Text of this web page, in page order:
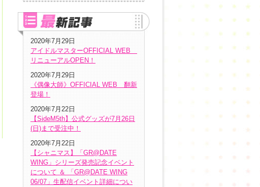
2020年7月29日
アイドルマスターOFFICIAL WEB
リニューアルOPEN！
2020年7月29日
《偶像大師》OFFICIAL WEB 翻新
登場！
2020年7月22日
【SideM5th】公式グッズが7月26日
(日)まで受注中！
2020年7月22日
【シャニマス】「GR@DATE
WING」シリーズ発売記念イベント
について ＆ 「GR@DATE WING
06/07」生配信イベント詳細につい